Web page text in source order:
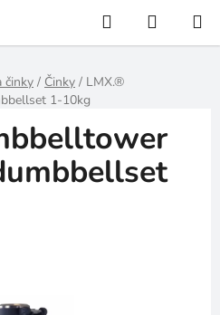
Hledat
KOŠÍK
činky / Činky / LMX.®
1-10kg